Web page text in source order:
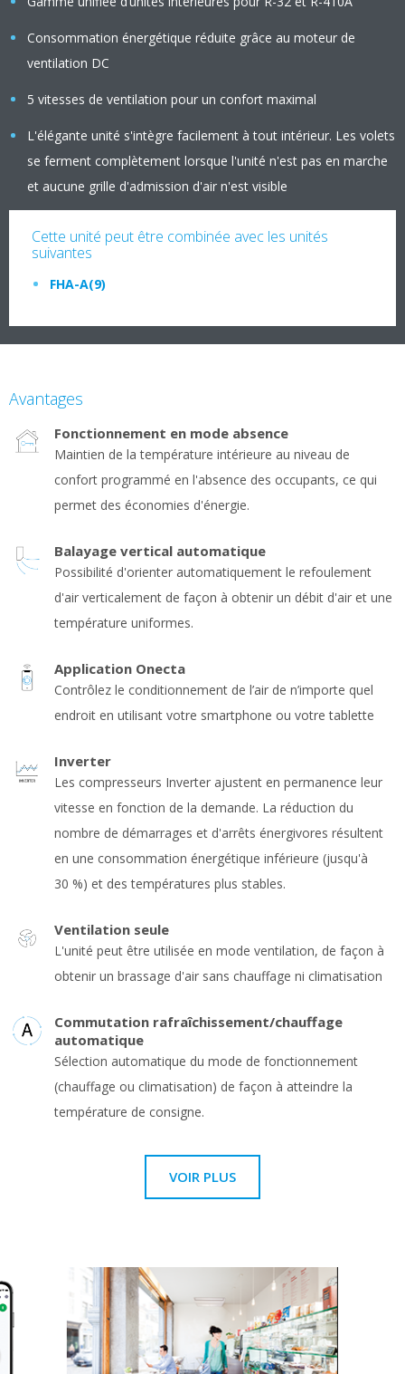
Consommation énergétique réduite grâce au moteur de
ventilation DC
5 vitesses de ventilation pour un confort maximal
L'élégante unité s'intègre facilement à tout intérieur. Les volets
se ferment complètement lorsque l'unité n'est pas en marche
et aucune grille d'admission d'air n'est visible
Cette unité peut être combinée avec les unités
suivantes
FHA-A(9)
Avantages
Fonctionnement en mode absence
Maintien de la température intérieure au niveau de
confort programmé en l'absence des occupants, ce qui
permet des économies d'énergie.
Balayage vertical automatique
Possibilité d'orienter automatiquement le refoulement
d'air verticalement de façon à obtenir un débit d'air et une
température uniformes.
Application Onecta
Contrôlez le conditionnement de l’air de n’importe quel
endroit en utilisant votre smartphone ou votre tablette
Inverter
Les compresseurs Inverter ajustent en permanence leur
vitesse en fonction de la demande. La réduction du
nombre de démarrages et d'arrêts énergivores résultent
en une consommation énergétique inférieure (jusqu'à
30 %) et des températures plus stables.
Ventilation seule
L'unité peut être utilisée en mode ventilation, de façon à
obtenir un brassage d'air sans chauffage ni climatisation
Commutation rafraîchissement/chauffage
automatique
Sélection automatique du mode de fonctionnement
(chauffage ou climatisation) de façon à atteindre la
température de consigne.
VOIR PLUS